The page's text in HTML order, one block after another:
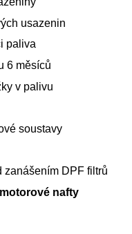
usazenin
paliva
6 měsíců
v palivu
soustavy
zanášením DPF filtrů
nafty